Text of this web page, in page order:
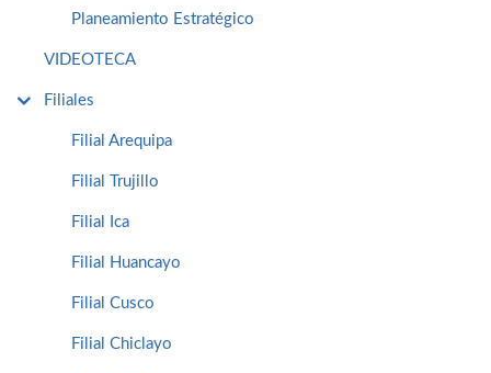
Planeamiento Estratégico
VIDEOTECA
Filiales
Filial Arequipa
Filial Trujillo
Filial Ica
Filial Huancayo
Filial Cusco
Filial Chiclayo